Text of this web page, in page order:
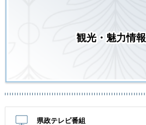
観光・魅力情報
県政テレビ番組